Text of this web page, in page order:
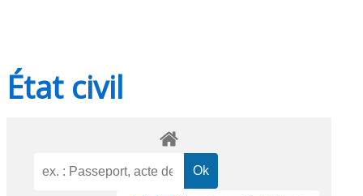
État civil